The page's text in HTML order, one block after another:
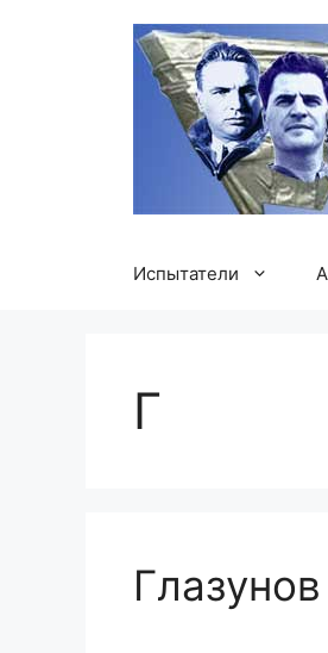
Испытатели
Г